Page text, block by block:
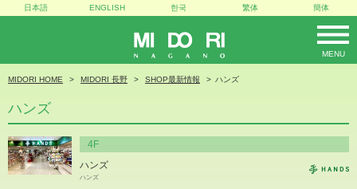
MIDORI
MENU
日本語 ENGLISH 한국 繁体 簡体
MIDORI HOME MIDORI 長野 SHOP最新情報 ハンズ
ハンズ
4F
ハンズ
ハンズ